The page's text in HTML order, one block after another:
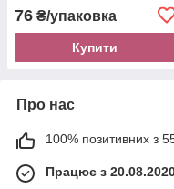
76 ₴/упаковка
Купити
Про нас
100% позитивних з
Працює з